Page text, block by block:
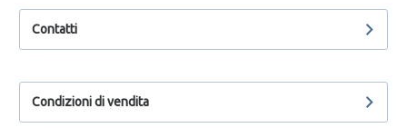
Contatti
Condizioni di vendita